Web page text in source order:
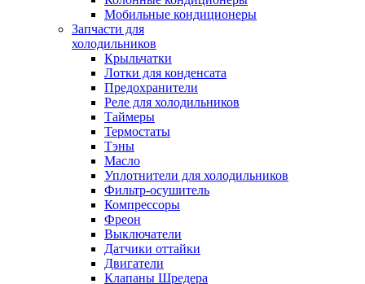
Мобильные кондиционеры
Запчасти для
холодильников
Крыльчатки
Лотки для конденсата
Предохранители
Реле для холодильников
Таймеры
Термостаты
Тэны
Масло
Уплотнители для холодильников
Фильтр-осушитель
Компрессоры
Фреон
Выключатели
Датчики оттайки
Двигатели
Клапаны Шредера